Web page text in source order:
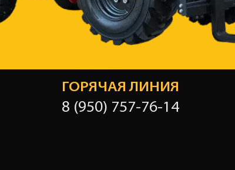
ГОРЯЧАЯ ЛИНИЯ
8 (950) 757-76-14